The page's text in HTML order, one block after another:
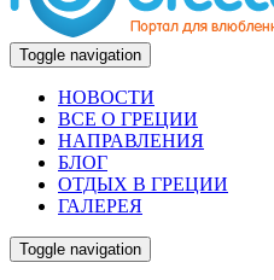
Toggle navigation
НОВОСТИ
ВСЕ О ГРЕЦИИ
НАПРАВЛЕНИЯ
БЛОГ
ОТДЫХ В ГРЕЦИИ
ГАЛЕРЕЯ
Toggle navigation